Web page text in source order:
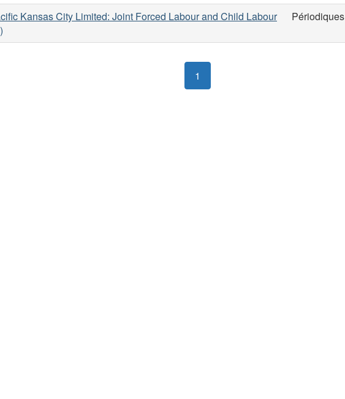
Kansas City Limited: Joint Forced Labour and Child Labour
Périodiques
1